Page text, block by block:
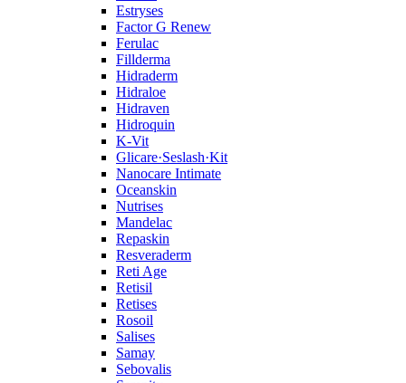
Estryses
Factor G Renew
Ferulac
Fillderma
Hidraderm
Hidraloe
Hidraven
Hidroquin
K-Vit
Glicare·Seslash·Kit
Nanocare Intimate
Oceanskin
Nutrises
Mandelac
Repaskin
Resveraderm
Reti Age
Retisil
Retises
Rosoil
Salises
Samay
Sebovalis